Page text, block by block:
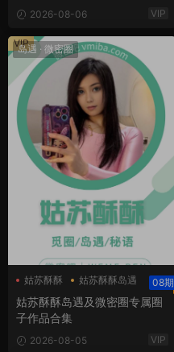
2026-08-06 VIP
岛遇 · 微密圈
姑苏酥酥
姑苏酥酥岛遇
姑苏酥酥微密圈
08期
姑苏酥酥岛遇及微密圈专属圈
子作品合集
2026-08-05 VIP
VIP